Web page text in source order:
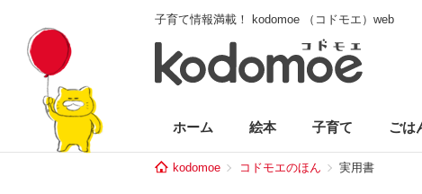
子育て情報満載！ kodomoe （コドモエ）web
ホーム 絵本 子育て ごは
kodomoe コドモエのほん 実用書